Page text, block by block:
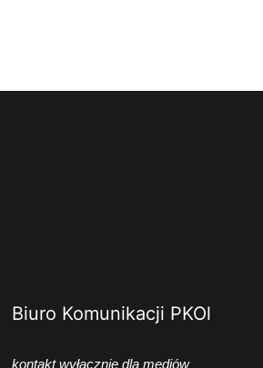
Biuro Komunikacji PKOl
kontakt wyłącznie dla mediów